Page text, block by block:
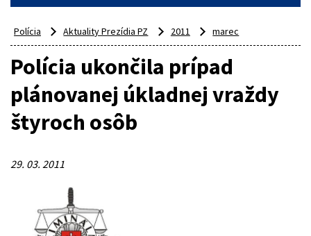
Polícia Aktuality Prezídia PZ 2011 marec
Polícia ukončila prípad
plánovanej úkladnej vraždy
štyroch osôb
29. 03. 2011